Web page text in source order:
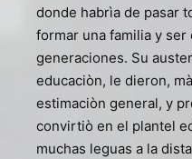
donde habrìa de pasar
formar una familia y
generaciones. Su
educaciòn, le dieron,
estimaciòn general, y
convirtiò en el plantel
muchas leguas a la